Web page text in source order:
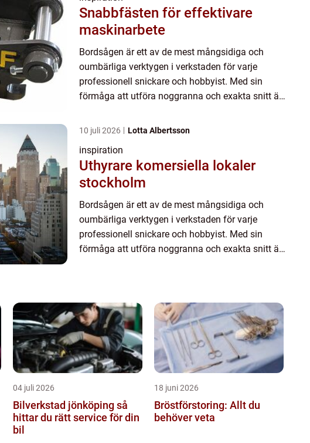
Snabbfästen för effektivare
maskinarbete
Bordsågen är ett av de mest mångsidiga och
oumbärliga verktygen i verkstaden för varje
professionell snickare och hobbyist. Med sin
förmåga att utföra noggranna och exakta snitt är
10 juli 2026 Lotta Albertsson
inspiration
Uthyrare komersiella lokaler
stockholm
Bordsågen är ett av de mest mångsidiga och
oumbärliga verktygen i verkstaden för varje
professionell snickare och hobbyist. Med sin
förmåga att utföra noggranna och exakta snitt är
04 juli 2026
Bilverkstad jönköping så
hittar du rätt service för din
bil
18 juni 2026
Bröstförstoring: Allt du
behöver veta